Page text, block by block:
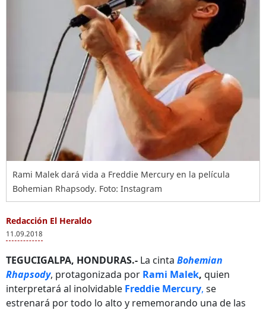
Rami Malek dará vida a Freddie Mercury en la película
Bohemian Rhapsody. Foto: Instagram
Redacción El Heraldo
11.09.2018
TEGUCIGALPA, HONDURAS.- La cinta Bohemian
Rhapsody, protagonizada por Rami Malek, quien
interpretará al inolvidable Freddie Mercury, se
estrenará por todo lo alto y rememorando una de las